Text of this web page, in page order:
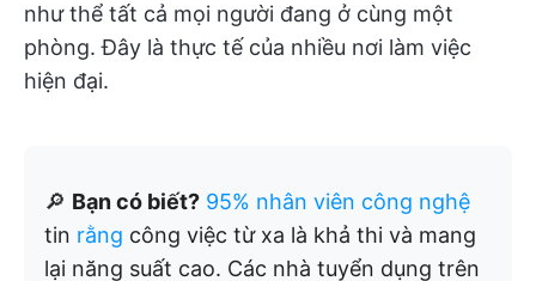
như thể tất cả mọi người đang ở cùng một
phòng. Đây là thực tế của nhiều nơi làm việc
hiện đại.
🔎 Bạn có biết? 95% nhân viên công nghệ
tin rằng công việc từ xa là khả thi và mang
lại năng suất cao. Các nhà tuyển dụng trên